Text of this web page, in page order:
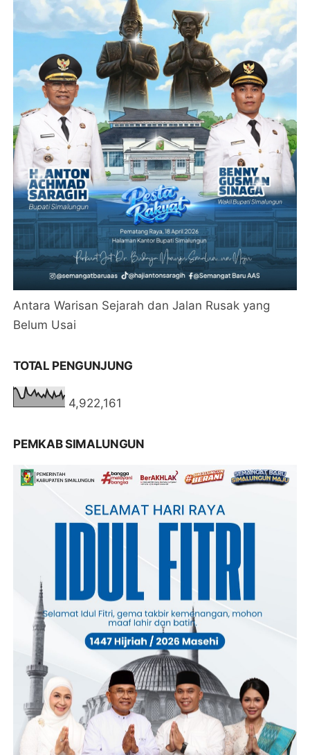
Antara Warisan Sejarah dan Jalan Rusak yang
Belum Usai
TOTAL PENGUNJUNG
4,922,161
PEMKAB SIMALUNGUN